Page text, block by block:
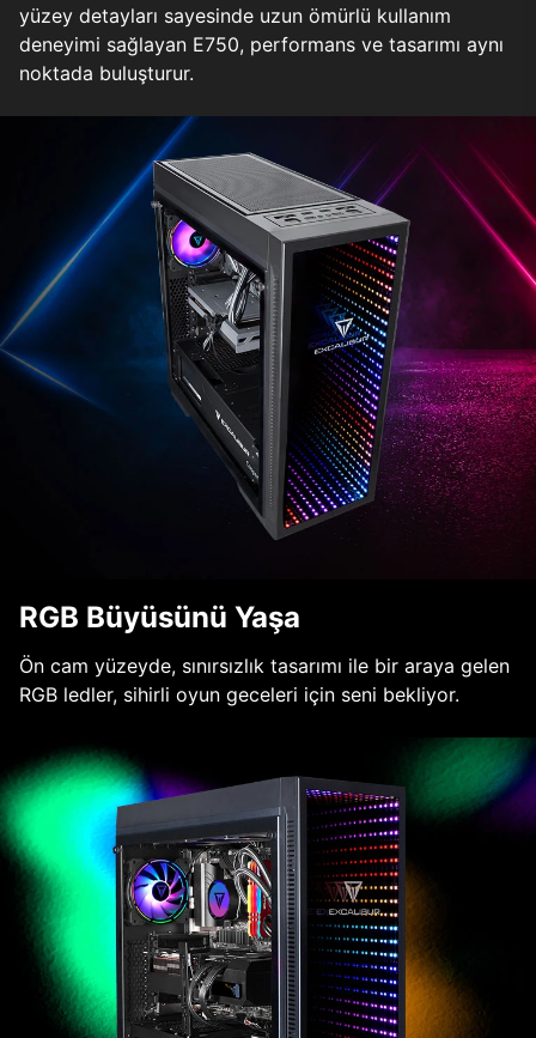
yüzey detayları sayesinde uzun ömürlü kullanım
deneyimi sağlayan E750, performans ve tasarımı aynı
noktada buluşturur.
RGB Büyüsünü Yaşa
Ön cam yüzeyde, sınırsızlık tasarımı ile bir araya gelen
RGB ledler, sihirli oyun geceleri için seni bekliyor.